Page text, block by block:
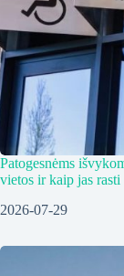
Patogesnėms
vietos ir kaip jas rasti
2026-07-29